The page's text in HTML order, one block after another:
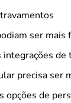
ser mais
integrações de
precisa ser
opções de